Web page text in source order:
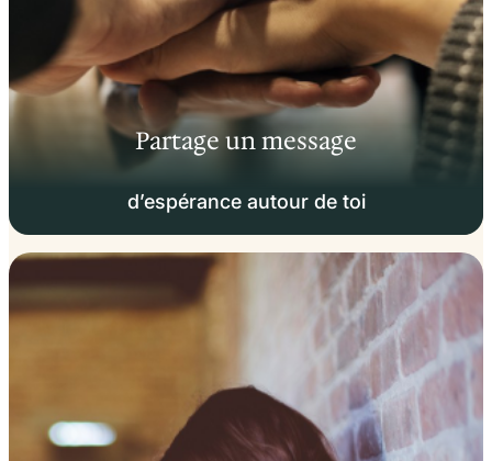
Partage un message
d’espérance autour de toi